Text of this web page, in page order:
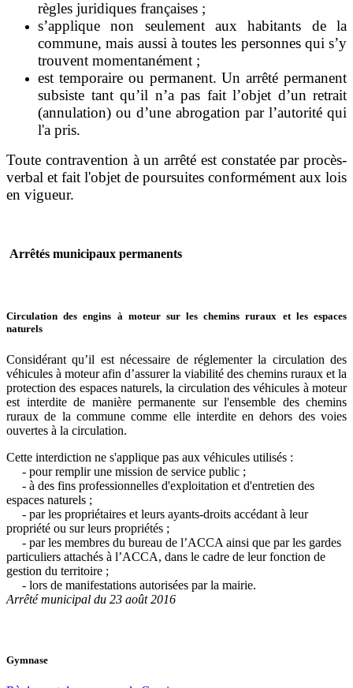
règles juridiques françaises ;
s’applique non seulement aux habitants de la
commune, mais aussi à toutes les personnes qui s’y
trouvent momentanément ;
est temporaire ou permanent. Un arrêté permanent
subsiste tant qu’il n’a pas fait l’objet d’un retrait
(annulation) ou d’une abrogation par l’autorité qui
l'a pris.
Toute contravention à un arrêté est constatée par procès-
verbal et fait l'objet de poursuites conformément aux lois
en vigueur.
Arrêtés municipaux permanents
Circulation des engins à moteur sur les chemins ruraux et les espaces
naturels
Considérant qu’il est nécessaire de réglementer la circulation des
véhicules à moteur afin d’assurer la viabilité des chemins ruraux et la
protection des espaces naturels, la circulation des véhicules à moteur
est interdite de manière permanente sur l'ensemble des chemins
ruraux de la commune comme elle interdite en dehors des voies
ouvertes à la circulation.
Cette interdiction ne s'applique pas aux véhicules utilisés :
- pour remplir une mission de service public ;
- à des fins professionnelles d'exploitation et d'entretien des
espaces naturels ;
- par les propriétaires et leurs ayants-droits accédant à leur
propriété ou sur leurs propriétés ;
- par les membres du bureau de l’ACCA ainsi que par les gardes
particuliers attachés à l’ACCA, dans le cadre de leur fonction de
gestion du territoire ;
- lors de manifestations autorisées par la mairie.
Arrêté municipal du 23 août 2016
Gymnase